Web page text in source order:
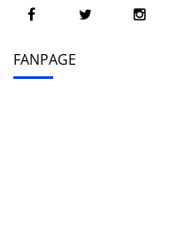
FANPAGE